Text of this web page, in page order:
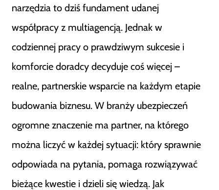
narzędzia to dziś fundament udanej
współpracy z multiagencją. Jednak w
codziennej pracy o prawdziwym sukcesie i
komforcie doradcy decyduje coś więcej –
realne, partnerskie wsparcie na każdym etapie
budowania biznesu. W branży ubezpieczeń
ogromne znaczenie ma partner, na którego
można liczyć w każdej sytuacji: który sprawnie
odpowiada na pytania, pomaga rozwiązywać
bieżące kwestie i dzieli się wiedzą. Jak